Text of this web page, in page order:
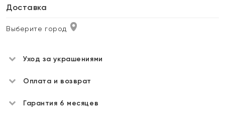
Доставка
Выберите город
Уход за украшениями
Оплата и возврат
Гарантия 6 месяцев